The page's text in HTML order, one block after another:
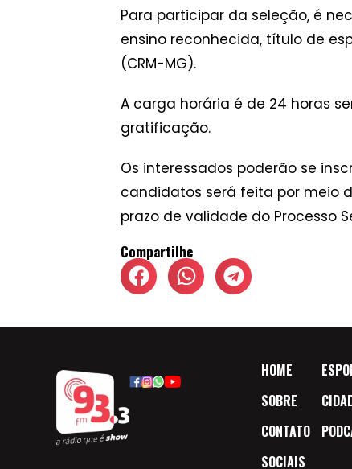
Para participar da seleção, é
ensino reconhecida, título de
(CRM-MG).
A carga horária é de 24 horas
gratificação.
Os interessados poderão se
candidatos será feita por meio
prazo de validade do Processo
Compartilhe
HOME
SOBRE
CONTATO
SOCIAIS